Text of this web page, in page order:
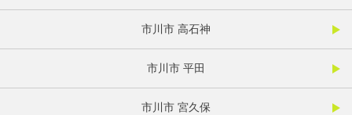
市川市 高石神
市川市 平田
市川市 宮久保